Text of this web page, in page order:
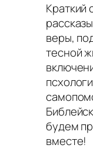
Краткий
веры,
тесной
будем
вместе!